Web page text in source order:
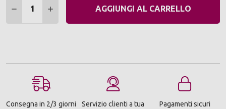
DIMINUIRE QUANTITÀ:
AUMENTARE QUANTITÀ:
AGGIUNGI AL CARRELLO
Consegna in 2/3 giorni
Servizio clienti a tua
Pagamenti sicuri